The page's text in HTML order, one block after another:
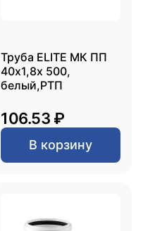
Труба ELITE МК ПП
40х1,8х 500,
белый,РТП
106.53 ₽
В корзину